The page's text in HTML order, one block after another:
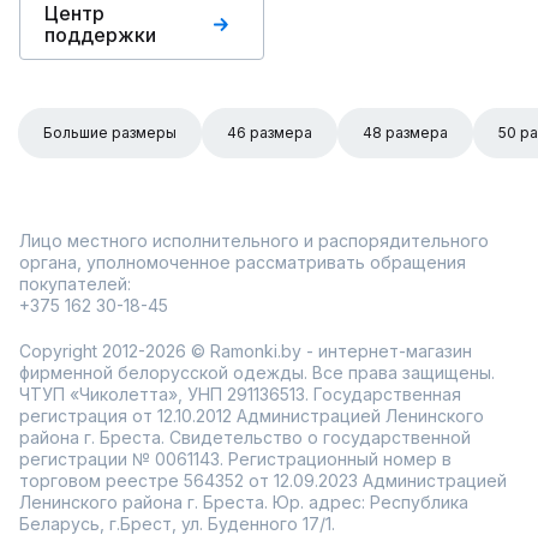
Центр
поддержки
Большие размеры 46 размера 48 размера 50
Лицо местного исполнительного и распорядительного
органа, уполномоченное рассматривать обращения
покупателей:
+375 162 30-18-45
Copyright 2012-2026 © Ramonki.by - интернет-магазин
фирменной белорусской одежды. Все права защищены.
ЧТУП «Чиколетта», УНП 291136513. Государственная
регистрация от 12.10.2012 Администрацией Ленинского
района г. Бреста. Свидетельство о государственной
регистрации № 0061143. Регистрационный номер в
торговом реестре 564352 от 12.09.2023 Администрацией
Ленинского района г. Бреста. Юр. адрес: Республика
Беларусь, г.Брест, ул. Буденного 17/1.